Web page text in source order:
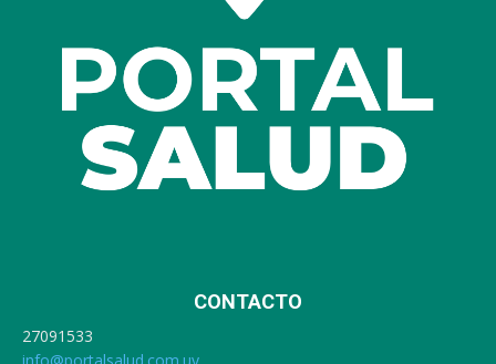
CONTACTO
27091533
info@portalsalud.com.uy